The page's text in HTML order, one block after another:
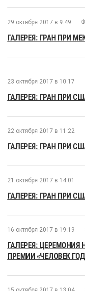
29 октября 2017 в 9:49
ГАЛЕРЕЯ: ГРАН ПРИ
23 октября 2017 в 10:17
ГАЛЕРЕЯ: ГРАН ПРИ
22 октября 2017 в 11:22
ГАЛЕРЕЯ: ГРАН ПРИ
21 октября 2017 в 14:01
ГАЛЕРЕЯ: ГРАН ПРИ
16 октября 2017 в 19:19
ГАЛЕРЕЯ:
ПРЕМИИ «ЧЕЛОВЕК